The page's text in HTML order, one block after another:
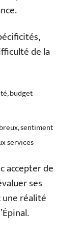
de la
budget
sentiment
services
accepter de
ses
réalité